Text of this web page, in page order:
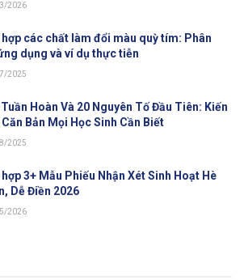
2026
các chất làm đổi màu quỳ tím: Phân
dụng và ví dụ thực tiễn
2025
Tuần Hoàn Và 20 Nguyên Tố Đầu Tiên: Kiến
Bản Mọi Học Sinh Cần Biết
2025
3+ Mẫu Phiếu Nhận Xét Sinh Hoạt Hè
Dễ Điền 2026
2026